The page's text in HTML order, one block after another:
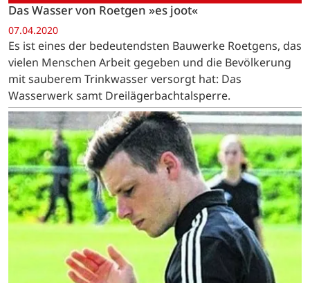
Das Wasser von Roetgen »es joot«
07.04.2020
Es ist eines der bedeutendsten Bauwerke Roetgens, das
vielen Menschen Arbeit gegeben und die Bevölkerung
mit sauberem Trinkwasser versorgt hat: Das
Wasserwerk samt Dreilägerbachtalsperre.